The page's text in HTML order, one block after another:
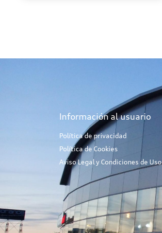
Información al usuario
Política de privacidad
Política de Cookies
Aviso Legal y Condiciones de Uso